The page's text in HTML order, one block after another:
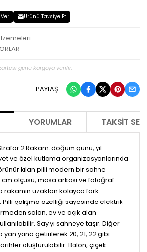
Ürünü Tavsiye Et
günü kargoya verilir.
PAYLAŞ :
YORUMLAR TAKSIT
2 Rakam, doğum günü, yıl
ve özel kutlama organizasyonlarında
kılan pilli modern bir sahne
ölçüsü, masa arkası ve fotoğraf
rakamın uzaktan kolayca fark
çalışma özelliği sayesinde elektrik
salon, ev ve açık alan
Sayıyı sahneye taşır. Diğer
yana getirilerek 20, 21, 22 gibi
oluşturulabilir. Balon, çiçek